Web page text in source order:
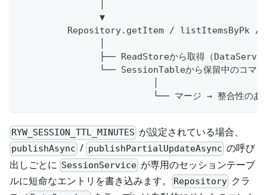
               ▼
Repository.getItem / listItemsByPk /
├── ReadStoreから取得（
└── SessionTableから保留中のコマン
└── マージ → 整合性のあ
RYW_SESSION_TTL_MINUTES が設定されている場合、
publishAsync / publishPartialUpdateAsync の呼び
出しごとに SessionService が専用のセッションテーブ
ルに短命なエントリを書き込みます。
Repository クラ